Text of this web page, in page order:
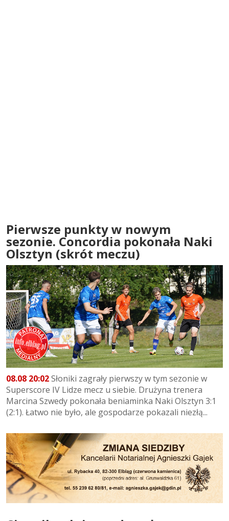
Pierwsze punkty w nowym
sezonie. Concordia pokonała Naki
Olsztyn (skrót meczu)
08.08 20:02Słoniki zagrały pierwszy w tym sezonie w
Superscore IV Lidze mecz u siebie. Drużyna trenera
Marcina Szwedy pokonała beniaminka Naki Olsztyn 3:1
(2:1). Łatwo nie było, ale gospodarze pokazali niezłą...